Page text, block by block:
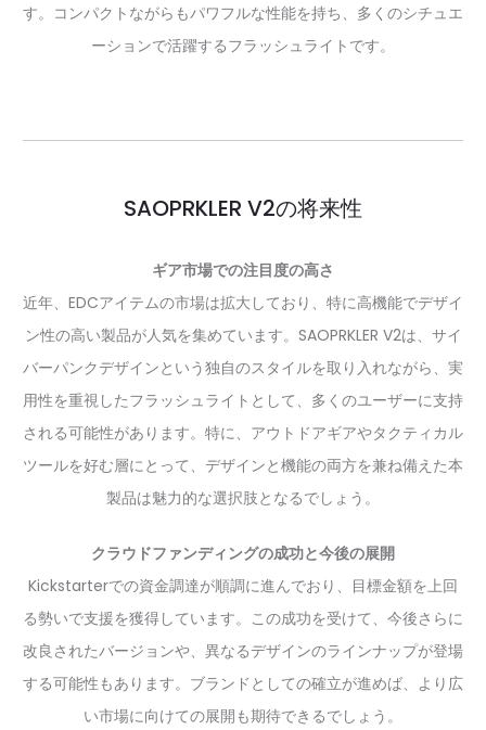
す。コンパクトながらもパワフルな性能を持ち、多くのシチュエ
ーションで活躍するフラッシュライトです。
SAOPRKLER V2の将来性
ギア市場での注目度の高さ
近年、EDCアイテムの市場は拡大しており、特に高機能でデザイ
ン性の高い製品が人気を集めています。SAOPRKLER V2は、サイ
バーパンクデザインという独自のスタイルを取り入れながら、実
用性を重視したフラッシュライトとして、多くのユーザーに支持
される可能性があります。特に、アウトドアギアやタクティカル
ツールを好む層にとって、デザインと機能の両方を兼ね備えた本
製品は魅力的な選択肢となるでしょう。
クラウドファンディングの成功と今後の展開
Kickstarterでの資金調達が順調に進んでおり、目標金額を上回
る勢いで支援を獲得しています。この成功を受けて、今後さらに
改良されたバージョンや、異なるデザインのラインナップが登場
する可能性もあります。ブランドとしての確立が進めば、より広
い市場に向けての展開も期待できるでしょう。